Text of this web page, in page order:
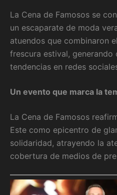
La Cena de Famosos se
un escaparate de moda
atuendos que combinaron
frescura estival, generando
tendencias en redes
Un evento que marca la
La Cena de Famosos
Este como epicentro de
solidaridad, atrayendo la
cobertura de medios de